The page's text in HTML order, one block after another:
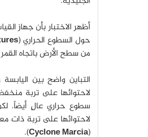
حول السطوع الحراري (
من سطح الأرض باتجاه
التباين واضح بين
لاحتوائها على تربة
سطوع حراري عالٍ أيضاً.
لاحتوائها على تربة ذات
(
Cyclone Marcia
).